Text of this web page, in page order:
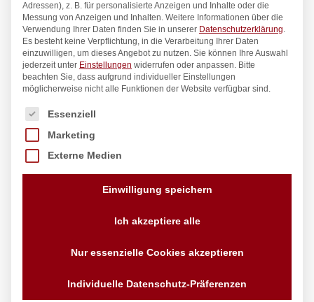
Adressen), z. B. für personalisierte Anzeigen und Inhalte oder die
Messung von Anzeigen und Inhalten. Weitere Informationen über die
Verwendung Ihrer Daten finden Sie in unserer Datenschutzerklärung.
Es besteht keine Verpflichtung, in die Verarbeitung Ihrer Daten
einzuwilligen, um dieses Angebot zu nutzen. Sie können Ihre Auswahl
jederzeit unter Einstellungen widerrufen oder anpassen. Bitte
beachten Sie, dass aufgrund individueller Einstellungen
möglicherweise nicht alle Funktionen der Website verfügbar sind.
Es folgt eine Liste der Service-Gruppen, für die eine
Essenziell
Marketing
Externe Medien
Einwilligung speichern
Ich akzeptiere alle
Nur essenzielle Cookies akzeptieren
Individuelle Datenschutz-Präferenzen